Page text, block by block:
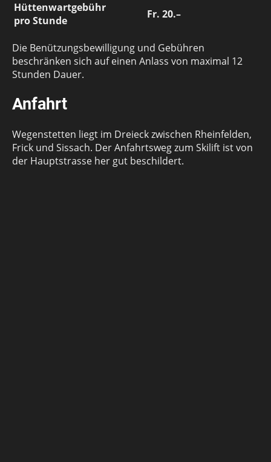
Hüttenwartgebühr
pro Stunde
Fr. 20.–
Die Benützungsbewilligung und Gebühren
beschränken sich auf einen Anlass von maximal 12
Stunden Dauer.
Anfahrt
Wegenstetten liegt im Dreieck zwischen Rheinfelden,
Frick und Sissach. Der Anfahrtsweg zum Skilift ist von
der Hauptstrasse her gut beschildert.